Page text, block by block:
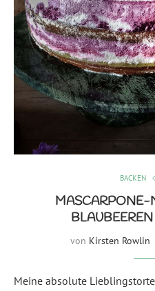
BACKEN
MASCARPONE-
von Kirsten Rowlin
Meine absolute